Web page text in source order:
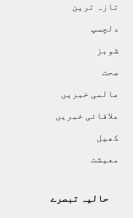
تازہ ترين
دلچسپ
شوبز
صحت
عالمی خبريں
علاقائی خبريں
کھيل
معيشت
حالیہ تبصرے